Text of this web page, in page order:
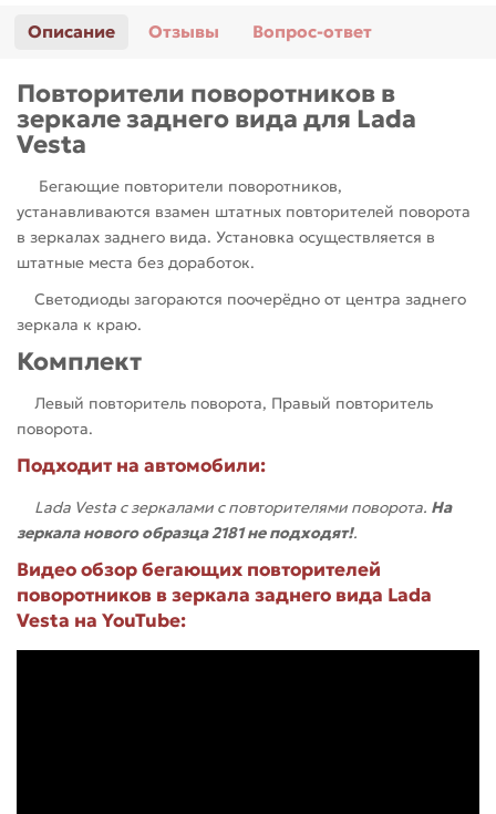
Описание Отзывы Вопрос-ответ
Повторители поворотников в
зеркале заднего вида для Lada
Vesta
Бегающие повторители поворотников,
устанавливаются взамен штатных повторителей поворота
в зеркалах заднего вида. Установка осуществляется в
штатные места без доработок.
Светодиоды загораются поочерёдно от центра заднего
зеркала к краю.
Комплект
Левый повторитель поворота, Правый повторитель
поворота.
Подходит на автомобили:
Lada Vesta с зеркалами с повторителями поворота. На
зеркала нового образца 2181 не подходят!.
Видео обзор бегающих повторителей
поворотников в зеркала заднего вида Lada
Vesta на YouTube: